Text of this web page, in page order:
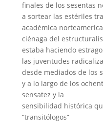
finales de los sesentas
a sortear las estériles
académica
ciénaga del
estaba haciendo
las juventudes
desde mediados de los
y a lo largo de los
sensatez y la
sensibilidad histórica
“transitólogos”